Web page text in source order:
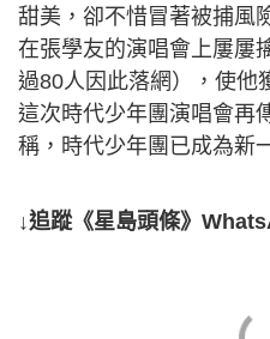
甜美，卻不惜冒著被捕風
在張學友的演唱會上屢屢
過80人因此落網），使他
這次時代少年團演唱會再
稱，時代少年團已成為新
↓追蹤《星島頭條》